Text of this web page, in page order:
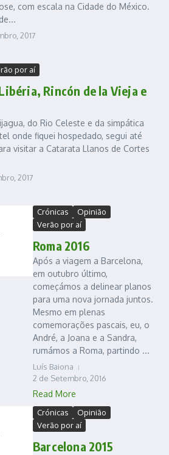
com escala na Cidade do México.
2017
por aí
Rincón de la Vieja e
do Rio Celeste e da simpática
onde fiquei hospedado, segui até
visitar a Catarata Llanos de Cortes
2017
Crónicas
Opinião
Verão por aí
Roma 2016
Após a viagem a Barcelona,
em outubro último,
começámos a delinear planos
para uma nova jornada juntos.
Mesmo em plenas
comemorações pascais, eu, o
André, a Joana e a Sandra,
rumámos a Roma, partindo ...
Luís Baiona
2 de Setembro, 2016
Read More
Crónicas
Opinião
Verão por aí
Barcelona 2015